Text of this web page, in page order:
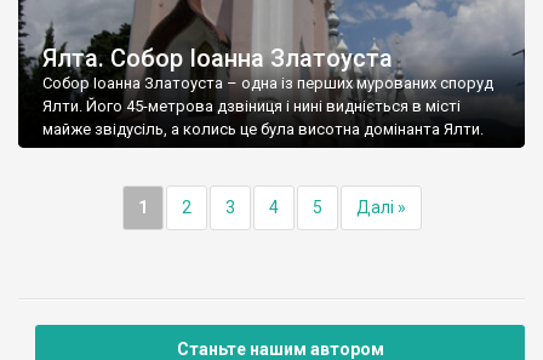
Ялта. Собор Іоанна Златоуста
Собор Іоанна Златоуста – одна із перших мурованих споруд
Ялти. Його 45-метрова дзвіниця і нині видніється в місті
майже звідусіль, а колись це була висотна домінанта Ялти.
1 2 3 4 5 Далі »
Станьте нашим автором